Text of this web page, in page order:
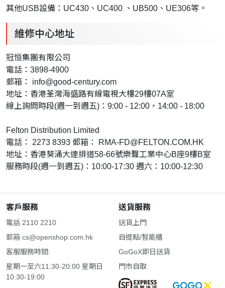
其他USB設備：UC430、UC400 、UB500、UE306等。
維修中心地址
冠恒集團有限公司
電話：3898-4900
郵箱： info@good-century.com
地址：香港荃灣海盛路有線電視大樓29樓07A室
線上詢問時段(週一到週五)：9:00 - 12:00，14:00 - 18:00
Felton Distribution Limited
電話： 2273 8393 郵箱：
RMA-FD@FELTON.COM.HK
地址：香港葵涌大連排道58-66號樂聲工業中心B座9樓B室
服務時段(週一到週五)：10:00-17:30 週六：10:00-12:30
客戶服務
電話 2110 2210
郵箱 cs@openshop.com.hk
客服服務時間:
星期一至六11:30-20:00 星期日
10:30-19:00
送貨服務
送貨上門
自提點/智能櫃
GoGoX即日送貨
門市自取